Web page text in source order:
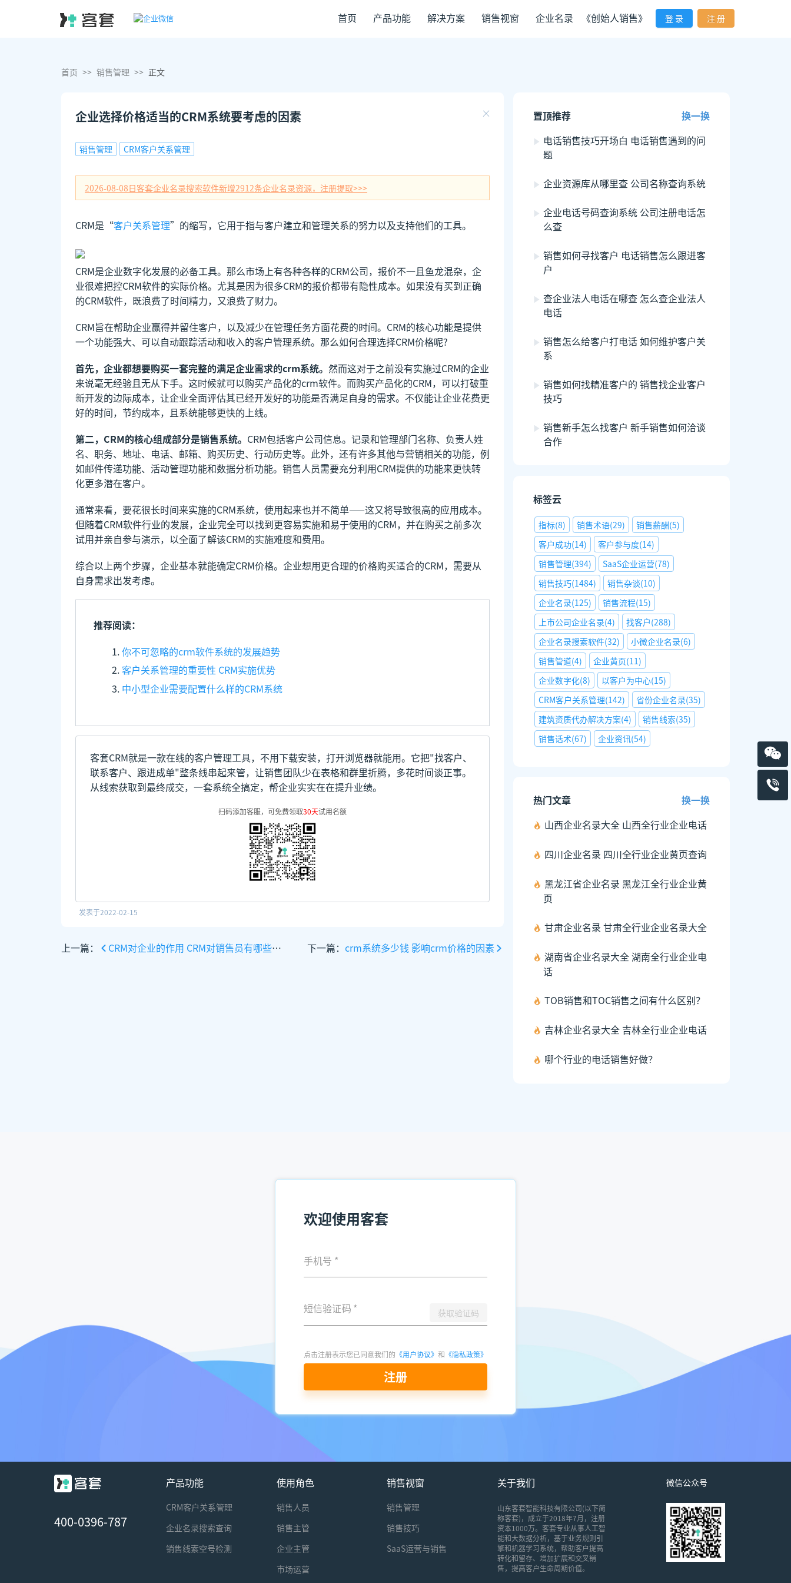
首页 产品功能 解决方案 销售视窗 企业名录 《创始人销售》 登 录 注 册
首页 >> 销售管理 >> 正文
企业选择价格适当的CRM系统要考虑的因素
销售管理 CRM客户关系管理
2026-08-08日客套企业名录搜索软件新增2912条企业名录资源，注册提取>>>
CRM是“客户关系管理”的缩写，它用于指与客户建立和管理关系的努力以及支持他们的工具。
CRM是企业数字化发展的必备工具。那么市场上有各种各样的CRM公司，报价不一且鱼龙混杂，企
业很难把控CRM软件的实际价格。尤其是因为很多CRM的报价都带有隐性成本。如果没有买到正确
的CRM软件，既浪费了时间精力，又浪费了财力。
CRM旨在帮助企业赢得并留住客户，以及减少在管理任务方面花费的时间。CRM的核心功能是提供
一个功能强大、可以自动跟踪活动和收入的客户管理系统。那么如何合理选择CRM价格呢?
首先，企业都想要购买一套完整的满足企业需求的crm系统。 然而这对于之前没有实施过CRM的企业
来说毫无经验且无从下手。这时候就可以购买产品化的crm软件。而购买产品化的CRM，可以打破重
新开发的边际成本，让企业全面评估其已经开发好的功能是否满足自身的需求。不仅能让企业花费更
好的时间，节约成本，且系统能够更快的上线。
第二，CRM的核心组成部分是销售系统。 CRM包括客户公司信息。记录和管理部门名称、负责人姓
名、职务、地址、电话、邮箱、购买历史、行动历史等。此外，还有许多其他与营销相关的功能，例
如邮件传递功能、活动管理功能和数据分析功能。销售人员需要充分利用CRM提供的功能来更快转
化更多潜在客户。
通常来看，要花很长时间来实施的CRM系统，使用起来也并不简单——这又将导致很高的应用成本。
但随着CRM软件行业的发展，企业完全可以找到更容易实施和易于使用的CRM，并在购买之前多次
试用并亲自参与演示，以全面了解该CRM的实施难度和费用。
综合以上两个步骤，企业基本就能确定CRM价格。企业想用更合理的价格购买适合的CRM，需要从
自身需求出发考虑。
推荐阅读：
你不可忽略的crm软件系统的发展趋势
客户关系管理的重要性 CRM实施优势
中小型企业需要配置什么样的CRM系统
客套CRM就是一款在线的客户管理工具，不用下载安装，打开浏览器就能用。它把"找客户、
联系客户、跟进成单"整条线串起来管，让销售团队少在表格和群里折腾，多花时间谈正事。
从线索获取到最终成交，一套系统全搞定，帮企业实实在在提升业绩。
扫码添加客服，可免费领取30天试用名额
发表于2022-02-15
上一篇： CRM对企业的作用 CRM对销售员有哪些帮助 下一篇： crm系统多少钱 影响crm价格的因素
置顶推荐
换一换
电话销售技巧开场白 电话销售遇到的问
题
企业资源库从哪里查 公司名称查询系统
企业电话号码查询系统 公司注册电话怎
么查
销售如何寻找客户 电话销售怎么跟进客
户
查企业法人电话在哪查 怎么查企业法人
电话
销售怎么给客户打电话 如何维护客户关
系
销售如何找精准客户的 销售找企业客户
技巧
销售新手怎么找客户 新手销售如何洽谈
合作
标签云
指标(8) 销售术语(29) 销售薪酬(5)
客户成功(14) 客户参与度(14)
销售管理(394) SaaS企业运营(78)
销售技巧(1484) 销售杂谈(10)
企业名录(125) 销售流程(15)
上市公司企业名录(4) 找客户(288)
企业名录搜索软件(32) 小微企业名录(6)
销售管道(4) 企业黄页(11)
企业数字化(8) 以客户为中心(15)
CRM客户关系管理(142) 省份企业名录(35)
建筑资质代办解决方案(4) 销售线索(35)
销售话术(67) 企业资讯(54)
热门文章
换一换
山西企业名录大全 山西全行业企业电话
四川企业名录 四川全行业企业黄页查询
黑龙江省企业名录 黑龙江全行业企业黄
页
甘肃企业名录 甘肃全行业企业名录大全
湖南省企业名录大全 湖南全行业企业电
话
TOB销售和TOC销售之间有什么区别？
吉林企业名录大全 吉林全行业企业电话
哪个行业的电话销售好做？
欢迎使用客套
手机号 *
短信验证码 * 获取验证码
点击注册表示您已同意我们的 《用户协议》 和 《隐私政策》
注册
400-0396-787
产品功能
CRM客户关系管理
企业名录搜索查询
销售线索空号检测
使用角色
销售人员
销售主管
企业主管
市场运营
销售视窗
销售管理
销售技巧
SaaS运营与销售
关于我们
山东客套智能科技有限公司(以下简
称客套)，成立于2018年7月，注册
资本1000万。客套专业从事人工智
能和大数据分析，基于业务规则引
擎和机器学习系统，帮助客户提高
转化和留存、增加扩展和交叉销
售，提高客户生命周期价值。
微信公众号